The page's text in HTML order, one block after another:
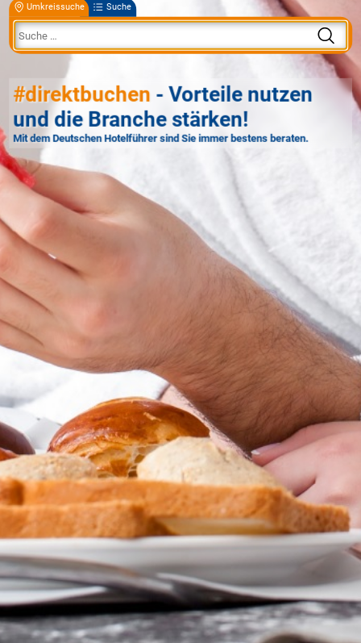
Umkreissuche Suche
#direktbuchen - Vorteile nutzen
und die Branche stärken!
Mit dem Deutschen Hotelführer sind Sie immer bestens beraten.